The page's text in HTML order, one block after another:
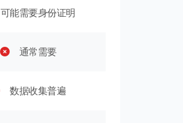
可能需要身份证明
通常需要
数据收集普遍